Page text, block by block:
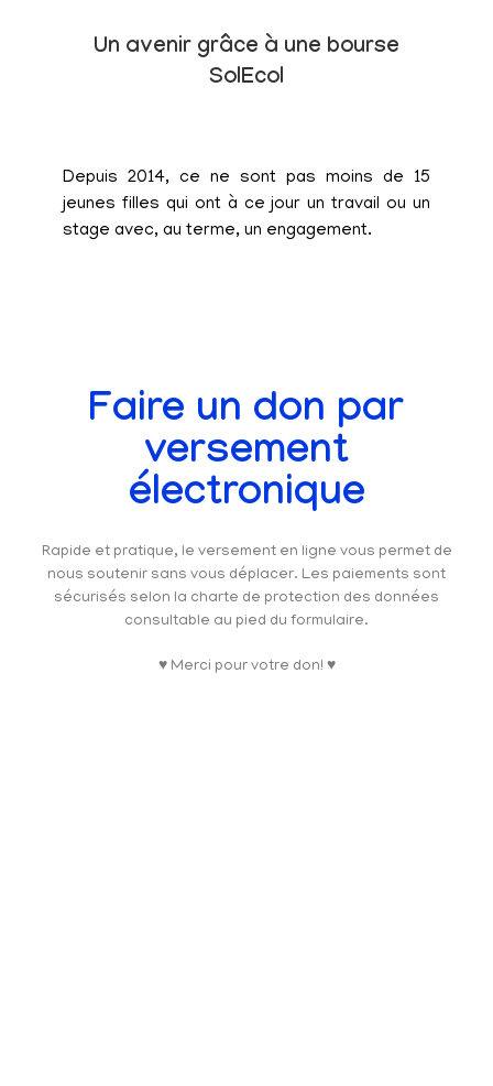
Un avenir grâce à une bourse
SolEcol
Depuis 2014, ce ne sont pas moins de 15
jeunes filles qui ont à ce jour un travail ou un
stage avec, au terme, un engagement.
Faire un don par
versement
électronique
Rapide et pratique, le versement en ligne vous permet de
nous soutenir sans vous déplacer. Les paiements sont
sécurisés selon la charte de protection des données
consultable au pied du formulaire.
♥ Merci pour votre don! ♥